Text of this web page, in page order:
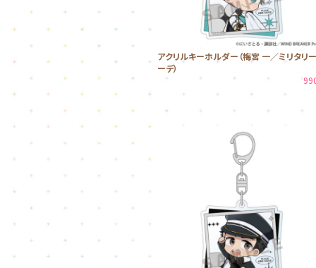
アクリルキーホルダー（梅宮 一／ミリタリ
ーデ）